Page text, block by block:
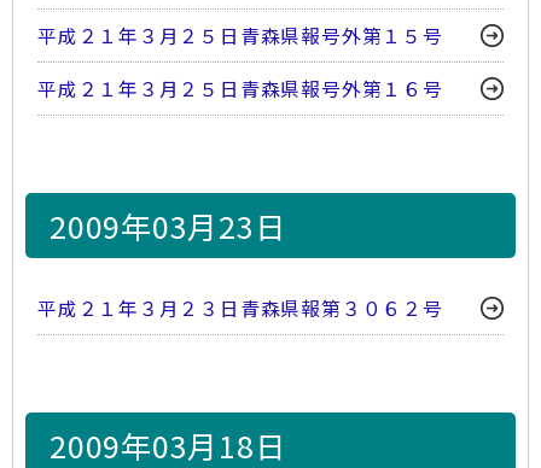
平成２１年３月２５日青森県報号外第１５号
平成２１年３月２５日青森県報号外第１６号
2009年03月23日
平成２１年３月２３日青森県報第３０６２号
2009年03月18日